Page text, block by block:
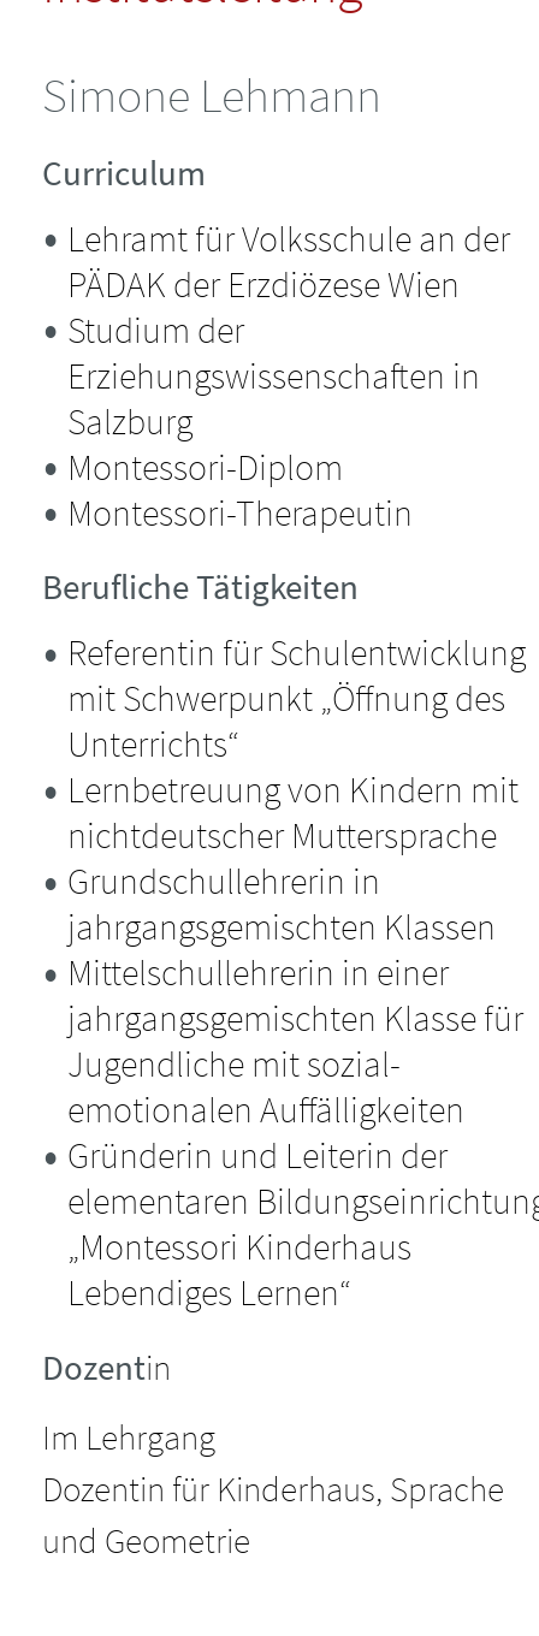
Lehrgang Stadt-Salzburg
2023
Lehrgangs-Inhalte
Lehrgangs &
Prüfungsordnung
Häufige Fragen
Unser Leitbild
DozentInnen
Kontaktdaten
Kursort
Seminarräume
Wir sind Ö-CERT-ifiziert!
Handbuch Band 3: Sprache
Bestellung
Downloads
Kontaktdaten
AGBs
Unser Leitbild
Weitere Montessori-
Angebote
Kontaktdaten
Institutsleitung
DozentInnen
Impressum
Datenschutz
Cookie-Einstellungen
AGBs
Simone Lehmann
Curriculum
Lehramt für Volksschule an der
PÄDAK der Erzdiözese Wien
Studium der
Erziehungswissenschaften in
Salzburg
Montessori-Diplom
Montessori-Therapeutin
Berufliche Tätigkeiten
Referentin für Schulentwicklung
mit Schwerpunkt „Öffnung des
Unterrichts“
Lernbetreuung von Kindern mit
nichtdeutscher Muttersprache
Grundschullehrerin in
jahrgangsgemischten Klassen
Mittelschullehrerin in einer
jahrgangsgemischten Klasse für
Jugendliche mit sozial-
emotionalen Auffälligkeiten
Gründerin und Leiterin der
elementaren
„Montessori Kinderhaus
Lebendiges Lernen“
Dozentin
Im Lehrgang
Dozentin für Kinderhaus, Sprache
und Geometrie